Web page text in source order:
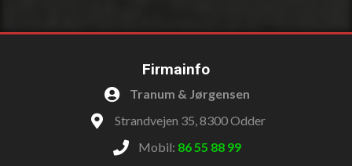
Firmainfo
Tranum & Jørgensen
Strandvejen 35, 8300 Odder
Mobil: 86 55 88 99